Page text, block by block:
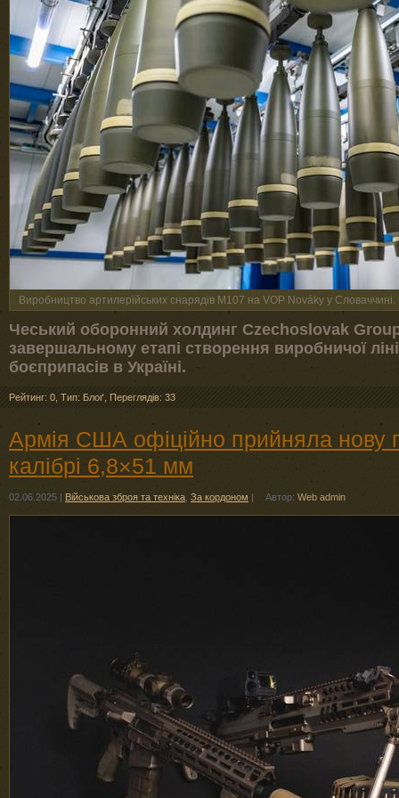
Виробництво артилерійських снарядів M107 на VOP Nováky у
Чеський оборонний холдинг Czechoslovak
завершальному етапі створення виробничої
боєприпасів в Україні.
Рейтинг: 0 Тип: Блоґ Переглядів: 33
Армія США офіційно прийняла нову
калібрі 6,8×51 мм
02.06.2025 | Військова зброя та техніка За кордоном | Автор: Web admin